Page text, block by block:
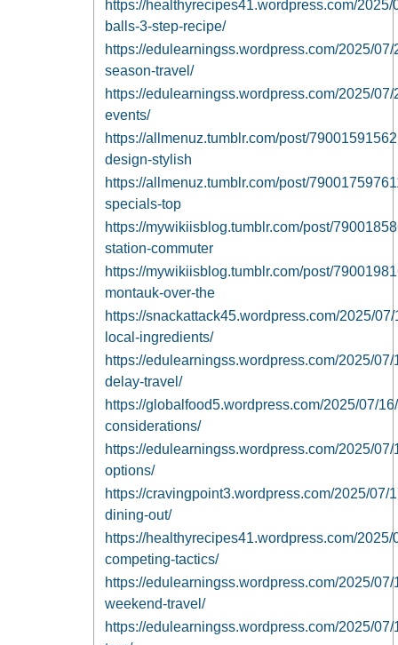
https://healthyrecipes41.wordpress.com/
balls-3-step-recipe/
https://edulearningss.wordpress.com/2025/
season-travel/
https://edulearningss.wordpress.com/2025/
events/
https://allmenuz.tumblr.com/post/
design-stylish
https://allmenuz.tumblr.com/post/
specials-top
https://mywikiisblog.tumblr.com/post/
station-commuter
https://mywikiisblog.tumblr.com/post/
montauk-over-the
https://snackattack45.wordpress.com/2025/
local-ingredients/
https://edulearningss.wordpress.com/2025/
delay-travel/
https://globalfood5.wordpress.com/2025/07/
considerations/
https://edulearningss.wordpress.com/2025/
options/
https://cravingpoint3.wordpress.com/2025/
dining-out/
https://healthyrecipes41.wordpress.com/
competing-tactics/
https://edulearningss.wordpress.com/2025/
weekend-travel/
https://edulearningss.wordpress.com/2025/